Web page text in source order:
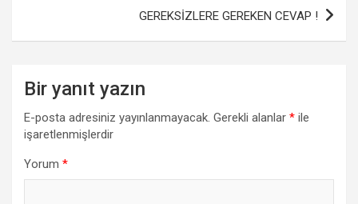
GEREKSİZLERE GEREKEN CEVAP !
Bir yanıt yazın
E-posta adresiniz yayınlanmayacak. Gerekli alanlar * ile
işaretlenmişlerdir
Yorum *